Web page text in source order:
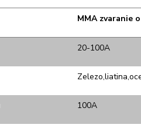
MMA zvaranie
20-100A
100A